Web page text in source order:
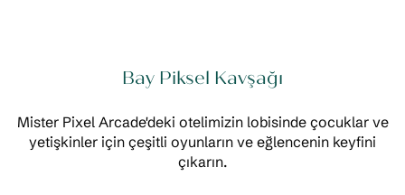
Bay Piksel Kavşağı
Mister Pixel Arcade'deki otelimizin lobisinde çocuklar ve
yetişkinler için çeşitli oyunların ve eğlencenin keyfini
çıkarın.